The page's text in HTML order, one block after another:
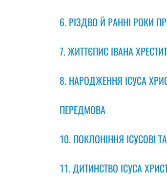
6. РІЗДВО Й РАННI РОКИ
7. ЖИТТЄПИС IВАНА
8. НАРОДЖЕННЯ IСУСА
ПЕРЕДМОВА
10. ПОКЛОНIННЯ IСУСОВI
11. ДИТИНСТВО ІСУСА